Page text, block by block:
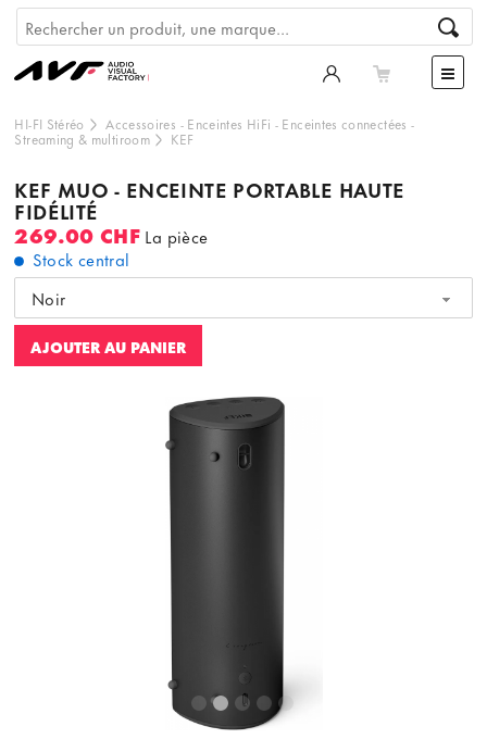
HI-FI Stéréo Accessoires - Enceintes HiFi - Enceintes connectées -
Streaming & multiroom KEF
KEF MUO - ENCEINTE PORTABLE HAUTE
FIDÉLITÉ
269.00 CHF La pièce
Stock central
Noir
AJOUTER AU PANIER
Ce contenu est hébergé par un tiers. En affichant le
contenu externe, vous acceptez les
Voir la vidéo